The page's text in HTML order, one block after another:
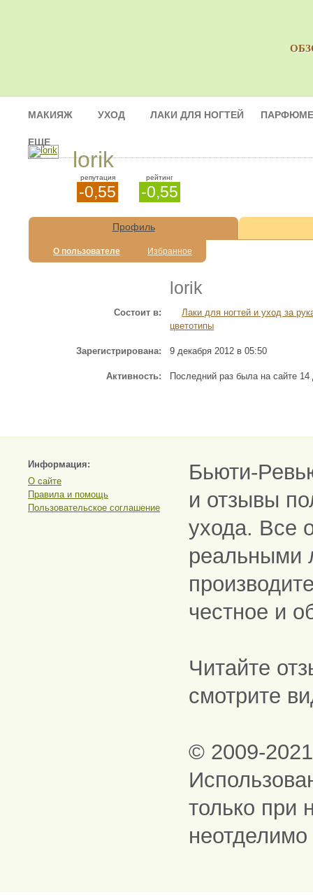
МАКИЯЖ УХОД ЛАКИ ДЛЯ НОГТЕЙ
ЕЩЕ
lorik
репутация
-0,55
рейтинг
-0,55
Профиль
О пользователе Избранное
lorik
Состоит в:
Лаки для ногтей и уход за
цветотипы
Зарегистрирована: 9 декабря 2012 в 05:50
Активность: Последний раз была на сайте 14
Информация:
О сайте
Правила и помощь
Пользовательское соглашение
Бьюти-
и отзывы
ухода. Все
реальными
честное и
Читайте
смотрите
© 2009-
только при